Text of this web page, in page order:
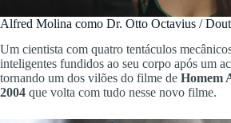
Alfred Molina como Dr. Otto Octavius /
Um cientista com quatro tentáculos
inteligentes fundidos ao seu corpo após um
tornando um dos vilões do filme de Homem
2004 que volta com tudo nesse novo filme.